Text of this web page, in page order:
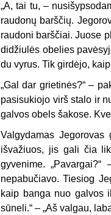
„A, tai tu, –
raudonų barščių.
raudoni barščiai. Juose
didžiulės obelies
du vyrus. Tik girdėjo,
„Gal dar grietinės?“ –
pasisukiojo virš stalo ir
galvos obels šakose.
Valgydamas
išvažiuos, jis gali čia
gyvenime.
nepabučiavo. Tiesiog
kaip banga nuo galvos
sūneli.“ – „Aš valgau,